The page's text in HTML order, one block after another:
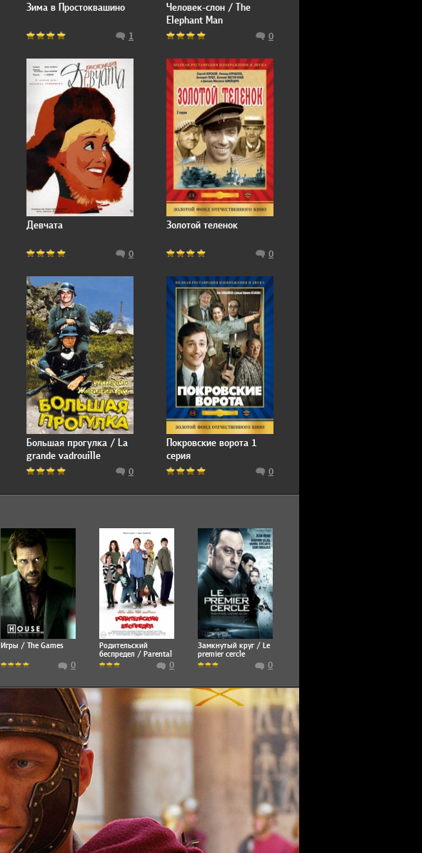
Зима в Простоквашино
1
Человек-слон / The
Elephant Man
0
Девчата
0
Золотой теленок
0
Большая прогулка / La
grande vadrouille
0
Покровские ворота 1
серия
0
Игры / The Games
0
Родительский
беспредел / Parental
Guidance
0
Замкнутый круг / Le
premier cercle
0